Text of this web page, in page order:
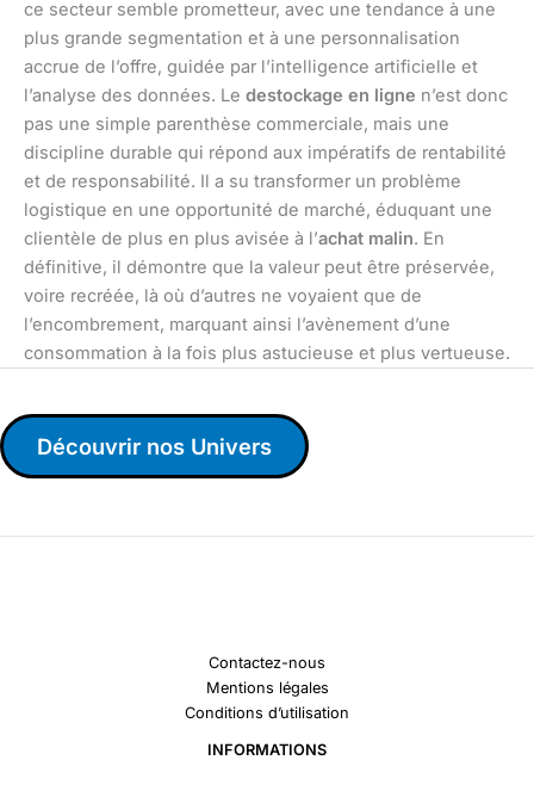
ce secteur semble prometteur, avec une tendance à une
plus grande segmentation et à une personnalisation
accrue de l’offre, guidée par l’intelligence artificielle et
l’analyse des données. Le destockage en ligne n’est donc
pas une simple parenthèse commerciale, mais une
discipline durable qui répond aux impératifs de rentabilité
et de responsabilité. Il a su transformer un problème
logistique en une opportunité de marché, éduquant une
clientèle de plus en plus avisée à l’achat malin. En
définitive, il démontre que la valeur peut être préservée,
voire recréée, là où d’autres ne voyaient que de
l’encombrement, marquant ainsi l’avènement d’une
consommation à la fois plus astucieuse et plus vertueuse.
Découvrir nos Univers
Contactez-nous
Mentions légales
Conditions d’utilisation
INFORMATIONS